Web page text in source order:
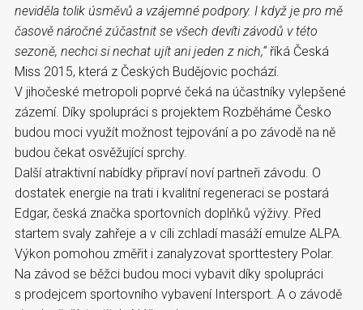
neviděla tolik úsměvů a vzájemné podpory. I když je pro mě
časově náročné zúčastnit se všech devíti závodů v této
sezoně, nechci si nechat ujít ani jeden z nich,“říká Česká
Miss 2015, která z Českých Budějovic pochází.
V jihočeské metropoli poprvé čeká na účastníky vylepšené
zázemí. Díky spolupráci s projektem Rozběháme Česko
budou moci využít možnost tejpování a po závodě na ně
budou čekat osvěžující sprchy.
Další atraktivní nabídky připraví noví partneři závodu. O
dostatek energie na trati i kvalitní regeneraci se postará
Edgar, česká značka sportovních doplňků výživy. Před
startem svaly zahřeje a v cíli zchladí masáží emulze ALPA.
Výkon pomohou změřit i zanalyzovat sporttestery Polar.
Na závod se běžci budou moci vybavit díky spolupráci
s prodejcem sportovního vybavení Intersport. A o závodě